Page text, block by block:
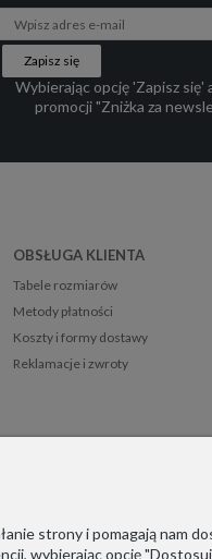
Zapisz się
Wybierając opcję 'Zapisz się'
promocji "Zniżka za
OBSŁUGA KLIENTA
Tabele rozmiarów
Metody płatności
Koszty i formy dostawy
Reklamacje i zwroty
strony i pomagają
wybierając opcję "Dostosuj